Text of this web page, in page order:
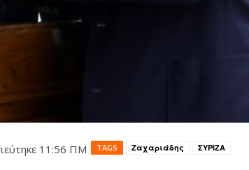
11:56 ΠΜ TAGS Ζαχαριάδης ΣΥΡΙΖΑ